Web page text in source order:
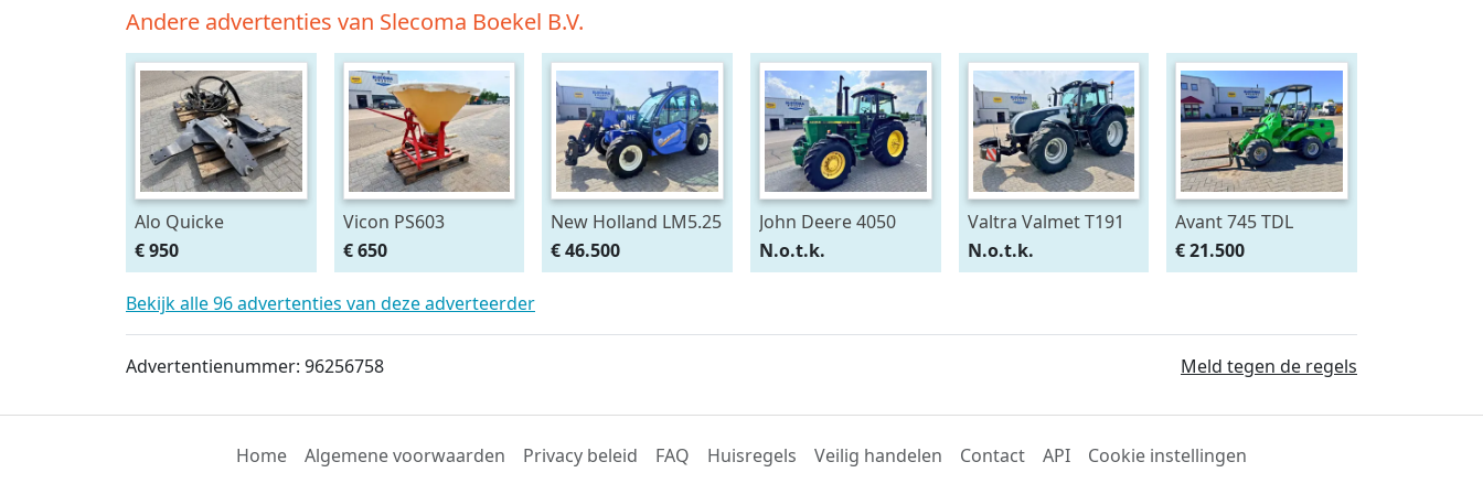
Andere advertenties van Slecoma Boekel B.V.
Alo Quicke
Voorlader
aanbouwdelen
T6000 Delta
€ 950
Vicon PS603
Pendelstrooier
€ 650
New Holland LM5.25
Verreiker
€ 46.500
John Deere 4050
4WD
N.o.t.k.
Valtra Valmet T191
HiTech
N.o.t.k.
Avant 745 TDL
Shovel
€ 21.500
Bekijk alle 96 advertenties van deze adverteerder
Advertentienummer: 96256758 Meld tegen de regels
Home Algemene voorwaarden Privacy beleid FAQ Huisregels Veilig handelen Contact API Cookie instellingen